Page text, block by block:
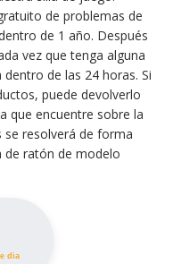
de problemas de
de 1 año. Después
vez que tenga alguna
de las 24 horas. Si
puede devolverlo
que encuentre sobre la
se resolverá de forma
de ratón de modelo
dia